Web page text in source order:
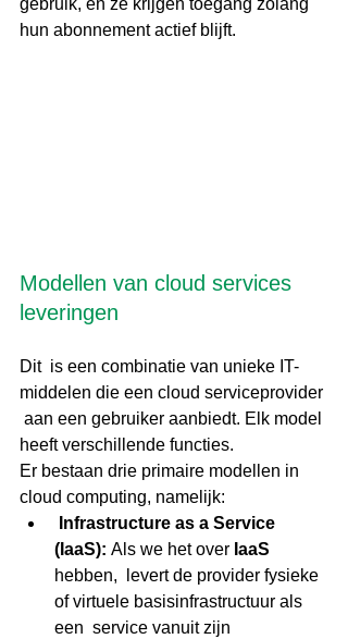
hun abonnement actief blijft.
Modellen van cloud services
leveringen
Dit  is een combinatie van unieke IT-
middelen die een cloud serviceprovider
aan een gebruiker aanbiedt. Elk model
heeft verschillende functies.
Er bestaan drie primaire modellen in
cloud computing, namelijk:
Infrastructure as a Service
(IaaS): Als we het over IaaS
hebben,  levert de provider fysieke
of virtuele basisinfrastructuur als
een  service vanuit zijn